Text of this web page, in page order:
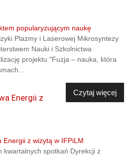
Plazmy i Laserowej Mikrosyntezy
Nauki i Szkolnictwa
projektu "Fuzja – nauka, która
Czytaj więcej
Energii z
kwartalnych spotkań Dyrekcji z